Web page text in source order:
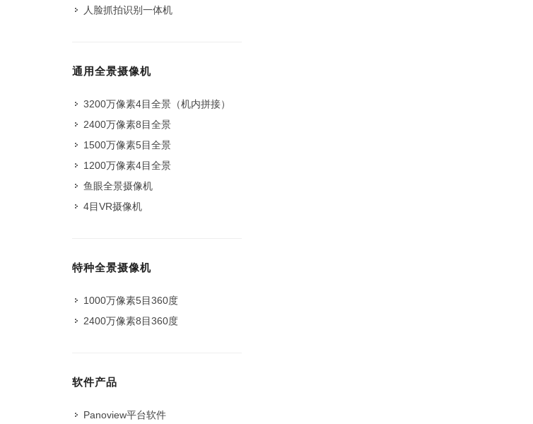
人脸抓拍识别一体机
通用全景摄像机
3200万像素4目全景（机内拼接）
2400万像素8目全景
1500万像素5目全景
1200万像素4目全景
鱼眼全景摄像机
4目VR摄像机
特种全景摄像机
1000万像素5目360度
2400万像素8目360度
软件产品
Panoview平台软件